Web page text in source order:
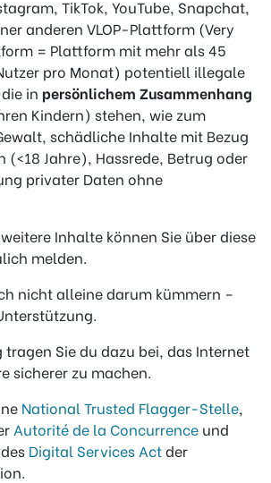
TikTok, YouTube, Snapchat,
anderen VLOP-Plattform (Very
= Plattform mit mehr als 45
pro Monat) potentiell illegale
in persönlichem Zusammenhang
Kindern) stehen, wie zum
schädliche Inhalte mit Bezug
(<18 Jahre), Hassrede, Betrug oder
privater Daten ohne
Inhalte können Sie über diese
melden.
nicht alleine darum kümmern –
tragen Sie du dazu bei, das Internet
sicherer zu machen.
National Trusted Flagger-Stelle,
Autorité de la Concurrence und
Digital Services Actder